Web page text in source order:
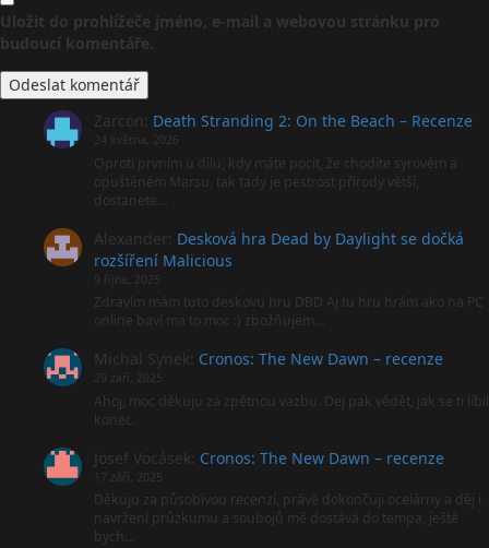
Uložit do prohlížeče jméno, e-mail a webovou stránku pro
budoucí komentáře.
Zarcon Death Stranding 2: On the Beach – Recenze
24 května, 2026
Oproti prvním u dílu, kdy máte pocit, že chodíte syrovém a
opuštěném Marsu, tak tady je pestrost přírody větší,
dostanete…
Alexander Desková hra Dead by Daylight se dočká
rozšíření Malicious
9 října, 2025
Zdravím mám tuto deskovu hru DBD Aj tu hru hrám ako na PC
online baví ma to moc :) zbožňujem…
Michal Synek Cronos: The New Dawn – recenze
29 září, 2025
Ahoj, moc děkuju za zpětnou vazbu. Dej pak vědět, jak se ti líbil
konec.
Josef Vocásek Cronos: The New Dawn – recenze
17 září, 2025
Děkuju za působivou recenzí, právě dokončuji ocelárny a děj i
navržení průzkumu a soubojů mě dostává do tempa, ještě
bych…